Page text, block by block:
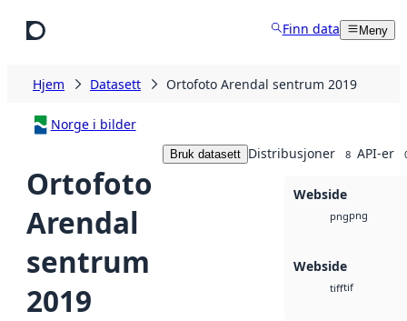
Finn data Meny
Hjem Datasett Ortofoto Arendal sentrum 2019
Norge i bilder
Ortofoto
Arendal
sentrum
2019
Bruk datasett Distribusjoner 8 API-er
Webside
pngpng
Webside
tifftif